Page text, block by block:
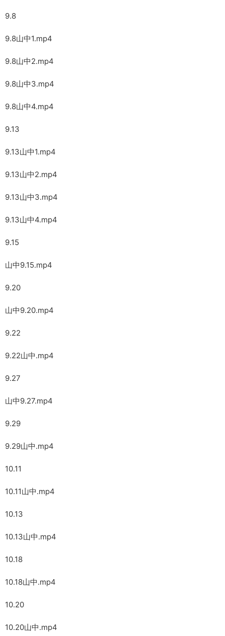
9.8
9.8山中1.mp4
9.8山中2.mp4
9.8山中3.mp4
9.8山中4.mp4
9.13
9.13山中1.mp4
9.13山中2.mp4
9.13山中3.mp4
9.13山中4.mp4
9.15
山中9.15.mp4
9.20
山中9.20.mp4
9.22
9.22山中.mp4
9.27
山中9.27.mp4
9.29
9.29山中.mp4
10.11
10.11山中.mp4
10.13
10.13山中.mp4
10.18
10.18山中.mp4
10.20
10.20山中.mp4